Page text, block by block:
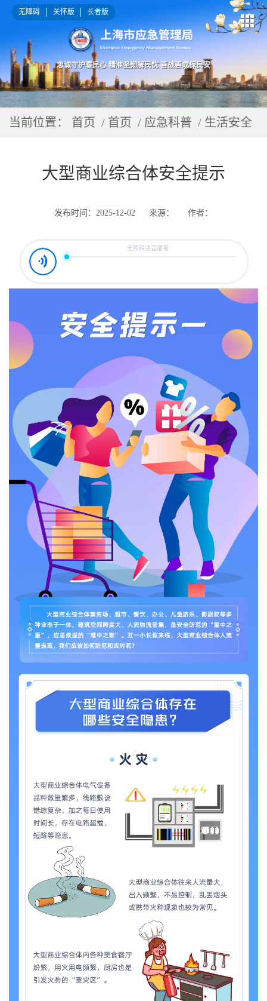
无障碍 关怀版 长者版
忠诚守护暖民心 精准坚韧解民忧 善战善成保民安
当前位置： 首页 / 首页 / 应急科普 / 生活安全
大型商业综合体安全提示
发布时间：2025-12-02 来源： 作者：